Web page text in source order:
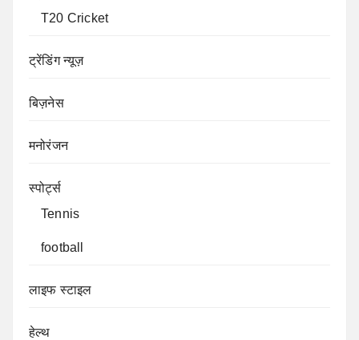
T20 Cricket
ट्रेंडिंग न्यूज़
बिज़नेस
मनोरंजन
स्पोर्ट्स
Tennis
football
लाइफ स्टाइल
हेल्थ